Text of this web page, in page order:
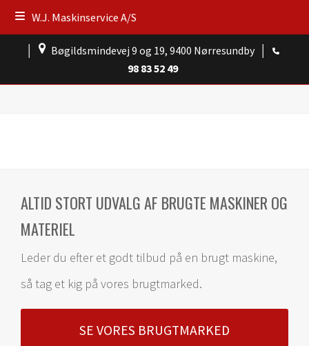
W.J. Maskinservice A/S
Bøgildsmindevej 9 og 19, 9400 Nørresundby
98 83 52 49
ALTID STORT UDVALG AF BRUGTE MASKINER OG
MATERIEL
Leder du efter et godt tilbud på en brugt maskine,
så tag et kig på vores brugtmarked.
SE VORES BRUGTMARKED